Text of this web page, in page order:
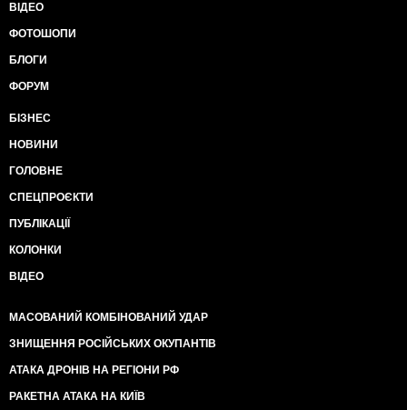
ВІДЕО
ФОТОШОПИ
БЛОГИ
ФОРУМ
БІЗНЕС
НОВИНИ
ГОЛОВНЕ
СПЕЦПРОЄКТИ
ПУБЛІКАЦІЇ
КОЛОНКИ
ВІДЕО
МАСОВАНИЙ КОМБІНОВАНИЙ УДАР
ЗНИЩЕННЯ РОСІЙСЬКИХ ОКУПАНТІВ
АТАКА ДРОНІВ НА РЕГІОНИ РФ
РАКЕТНА АТАКА НА КИЇВ